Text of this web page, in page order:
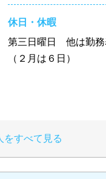
休日・休暇
第三日曜日 他は勤務
（２月は６日）
をすべて見る